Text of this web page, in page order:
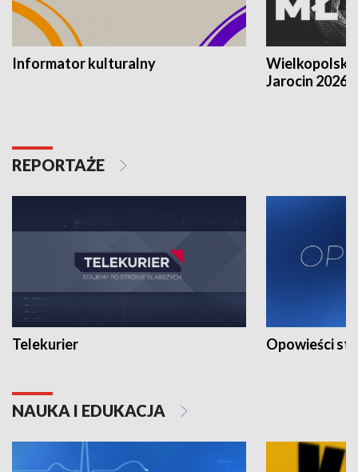
Informator kulturalny
Jarocin 2026
REPORTAŻE
Telekurier Opowieści
NAUKA I EDUKACJA